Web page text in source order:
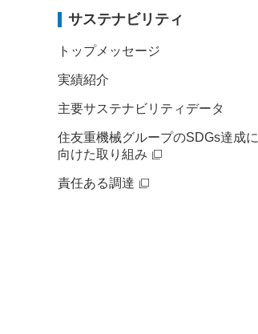
サステナビリティ
トップメッセージ
実績紹介
主要サステナビリティデータ
住友重機械グループのSDGs達成に
向けた取り組み
責任ある調達